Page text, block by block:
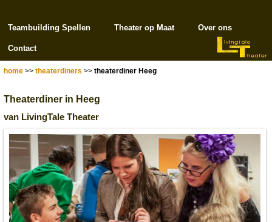
Teambuilding Spellen Theater op Maat Over ons
Contact
home >> theaterdiners >> theaterdiner Heeg
Theaterdiner in Heeg
van LivingTale Theater